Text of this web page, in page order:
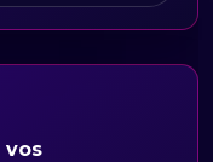
vos